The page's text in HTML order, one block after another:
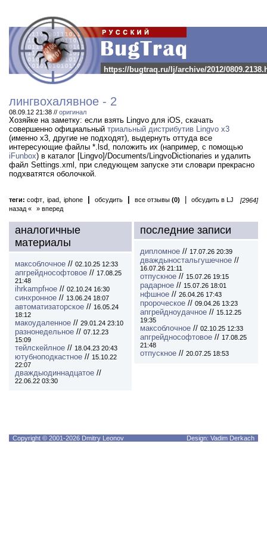
https://bugtraq.ru/lj/archive/2012/
лингвохалявное - 2
08.09.12 21:38 // оригинал
Хозяйке на заметку: если взять Lingvo для iOS, скачать
совершенно официальный триальный дистрибутив Lingvo x3
(именно x3, другие не подходят), выдернуть оттуда все
интересующие файлы *.lsd, положить их (например, с помощью
iFunbox) в каталог [Lingvo]/Documents/LingvoDictionaries и удалить
файл Settings.xml, при следующем запуске эти словари прекрасно
подхватятся оболочкой.
теги: софт, ipad, iphone обсудить все отзывы (0) обсудить в LJ
[2964]
назад «
» вперед
аналогичные
материалы
максоблочное // 02.10.25 12:33
апгрейднософтовое // 17.08.25
21:48
ihrkampfное // 02.10.24 16:30
синхронное // 13.06.24 18:07
автоматизаторское // 16.05.24
18:12
макоудаленное // 29.01.24 23:10
разнонедельное // 07.12.23
15:09
тейлскейлное // 18.04.23 20:43
ютубноподкастное // 15.10.22
22:07
дваждыодиннадцатое //
22.06.22 03:30
последние записи
дипломное // 17.07.26 20:39
дваждыностальгушечное //
16.07.26 21:11
отпускное // 15.07.26 19:15
радарное // 15.07.26 18:01
нфшное // 26.04.26 17:43
пророческое // 09.04.26 13:23
апгрейдноудачное // 15.12.25
19:35
максоблочное // 02.10.25 12:33
апгрейднософтовое // 17.08.25
21:48
отпускное // 20.07.25 18:53
Copyright © 2001-2026 Dmitry Leonov Design: Vadim Derkach